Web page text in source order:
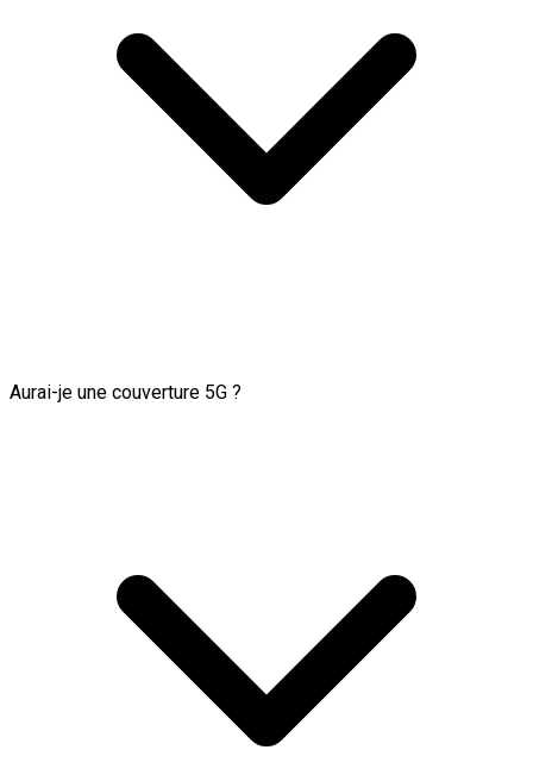
Aurai-je une couverture 5G ?